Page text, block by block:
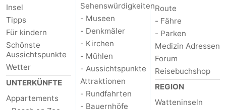
aan
Zee
Natur
Zuid-
Kennermerland
-
Amsterdam
-
Haarlem
-
Zandvoort
Wetter
Kontakt
Insel
Tipps
Für kindern
Schönste
Aussichtspunkte
Wetter
UNTERKÜNFTE
Appartements
Sehenswürdigkeiten
- Museen
- Denkmäler
- Kirchen
- Mühlen
- Aussichtspunkte
Attraktionen
- Rundfahrten
- Bauernhöfe
Route
- Fähre
- Parken
Medizin Adressen
Forum
Reisebuchshop
REGION
Watteninseln